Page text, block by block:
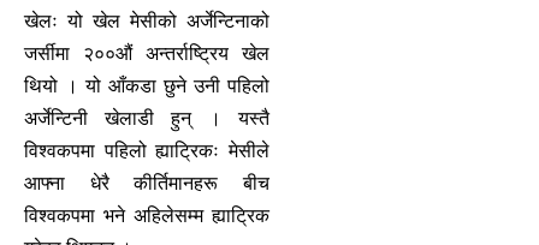
खेलः यो खेल मेसीको अर्जेन्टिनाको
जर्सीमा २००औं अन्तर्राष्ट्रिय खेल
थियो । यो आँकडा छुने उनी पहिलो
अर्जेन्टिनी खेलाडी हुन् । यस्तै
विश्वकपमा पहिलो ह्याट्रिकः मेसीले
आफ्ना धेरै कीर्तिमानहरू बीच
विश्वकपमा भने अहिलेसम्म ह्याट्रिक